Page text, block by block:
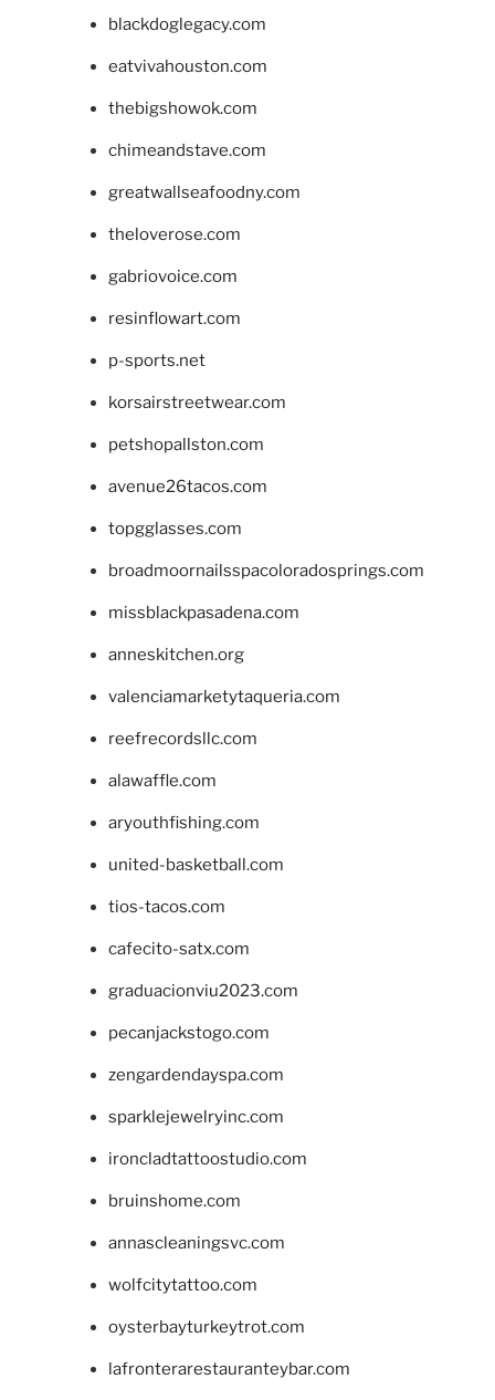
blackdoglegacy.com
eatvivahouston.com
thebigshowok.com
chimeandstave.com
greatwallseafoodny.com
theloverose.com
gabriovoice.com
resinflowart.com
p-sports.net
korsairstreetwear.com
petshopallston.com
avenue26tacos.com
topgglasses.com
broadmoornailsspacoloradosprings.com
missblackpasadena.com
anneskitchen.org
valenciamarketytaqueria.com
reefrecordsllc.com
alawaffle.com
aryouthfishing.com
united-basketball.com
tios-tacos.com
cafecito-satx.com
graduacionviu2023.com
pecanjackstogo.com
zengardendayspa.com
sparklejewelryinc.com
ironcladtattoostudio.com
bruinshome.com
annascleaningsvc.com
wolfcitytattoo.com
oysterbayturkeytrot.com
lafronterarestauranteybar.com